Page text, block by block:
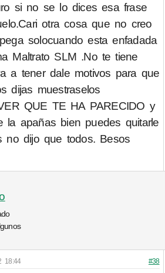
si no se lo dices esa frase
otra cosa que no creo
solocuando esta enfadada
Maltrato SLM .No te tiene
a tener dale motivos para que
dijas muestraselos
QUE TE HA PARECIDO y
la apañas bien puedes quitarle
no dijo que todos. Besos
18:44 #38